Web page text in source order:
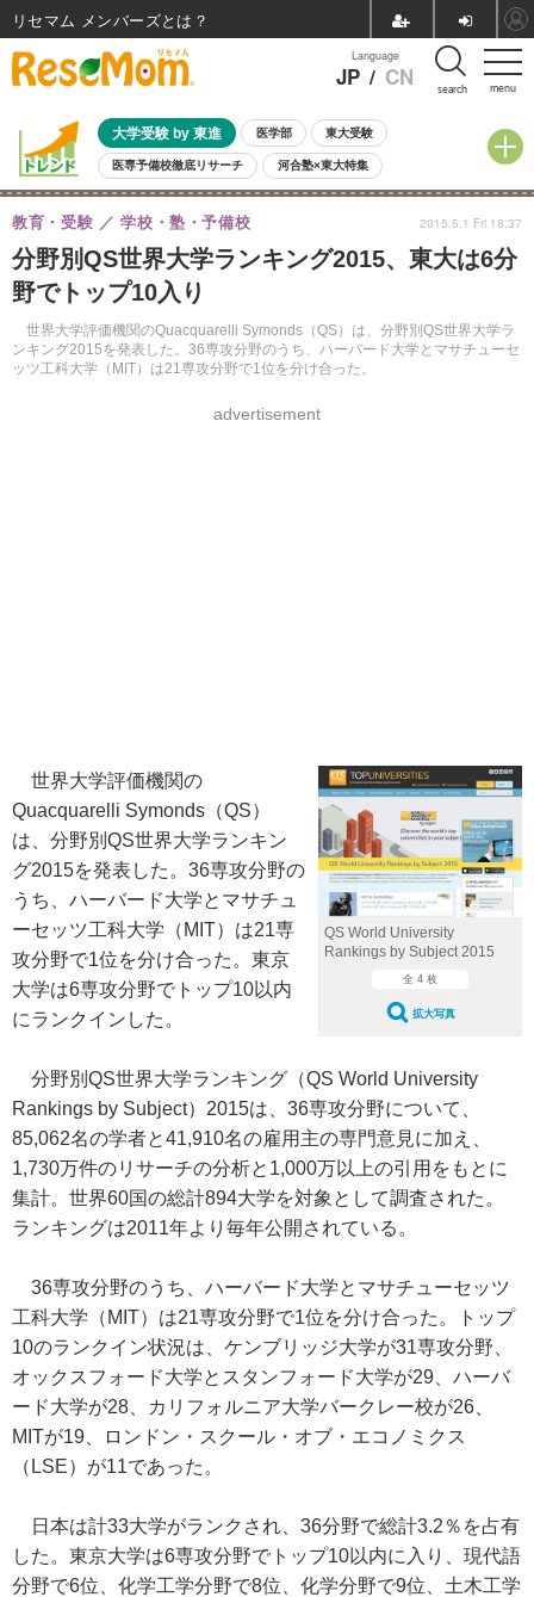
menu
Language
JP / CN search
大学受験 by 東進 医学部 東大受験
医専予備校徹底リサーチ 河合塾×東大特集
親子で考える大学選び 高校受験 中学受験 小学校受験
共通テスト 夏休み 8月開催学校説明会・相談会
8月開催イベント・WS 全国公立高校 過去問 人気記事
自由研究教材（小学生向け）
分野別QS世界大学ランキング2015、東大は6分
野でトップ10入り
世界大学評価機関のQuacquarelli Symonds（QS）は、分野別QS世界大学ラ
ンキング2015を発表した。36専攻分野のうち、ハーバード大学とマサチューセ
ッツ工科大学（MIT）は21専攻分野で1位を分け合った。
教育・受験 学校・塾・予備校
advertisement
2015.5.1 Fri 18:37
QS World University
Rankings by Subject 2015
全 4 枚
拡大写真
世界大学評価機関の
Quacquarelli Symonds（QS）
は、分野別QS世界大学ランキン
グ2015を発表した。36専攻分野の
うち、ハーバード大学とマサチュ
ーセッツ工科大学（MIT）は21専
攻分野で1位を分け合った。東京
大学は6専攻分野でトップ10以内
にランクインした。
分野別QS世界大学ランキング（QS World University
Rankings by Subject）2015は、36専攻分野について、
85,062名の学者と41,910名の雇用主の専門意見に加え、
1,730万件のリサーチの分析と1,000万以上の引用をもとに
集計。世界60国の総計894大学を対象として調査された。
ランキングは2011年より毎年公開されている。
36専攻分野のうち、ハーバード大学とマサチューセッツ
工科大学（MIT）は21専攻分野で1位を分け合った。トップ
10のランクイン状況は、ケンブリッジ大学が31専攻分野、
オックスフォード大学とスタンフォード大学が29、ハーバ
ード大学が28、カリフォルニア大学バークレー校が26、
MITが19、ロンドン・スクール・オブ・エコノミクス
（LSE）が11であった。
日本は計33大学がランクされ、36分野で総計3.2％を占有
した。東京大学は6専攻分野でトップ10以内に入り、現代語
分野で6位、化学工学分野で8位、化学分野で9位、土木工学
リセマム メンバーズ